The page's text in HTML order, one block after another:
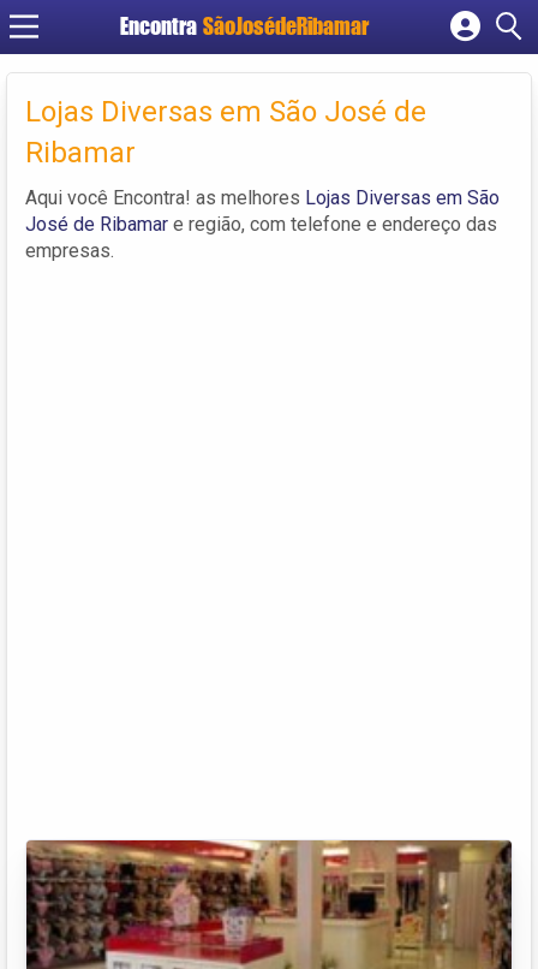
Encontra SãoJosédeRibamar
Cadastrar empresa
Fazer login
Criar conta
Lojas Diversas em São José de
Ribamar
Aqui você Encontra! as melhores Lojas Diversas em São
José de Ribamar e região, com telefone e endereço das
empresas.